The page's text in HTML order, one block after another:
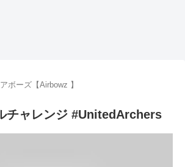
ボーズ【Airbowz 】
チャレンジ #UnitedArchers